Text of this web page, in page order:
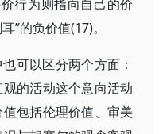
行为则指向自己的价
”的负价值(17)。
可以区分两个方面：
的活动这个意向活动
包括伦理价值、审美